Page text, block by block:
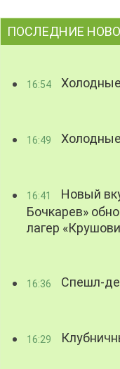
ПОСЛЕДНИЕ
16:54
16:49
16:41
Новый
Бочкарев»
лагер
16:36 Спешл-
16:29